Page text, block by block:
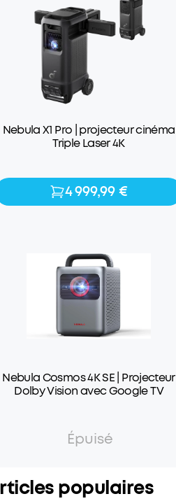
Nebula X1 Pro | projecteur cinéma
Triple Laser 4K
4 999,99 €
4 999,99 €
Nebula Cosmos 4K SE | Projecteur
Dolby Vision avec Google TV
Épuisé
populaires